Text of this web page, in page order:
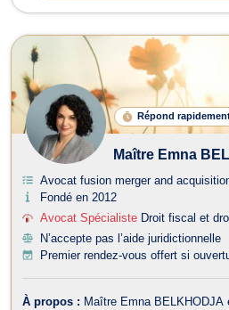
Répond
Maître Emna
Avocat fusion merger and
Fondé en 2012
Avocat Spécialiste Droit fiscal et
N’accepte pas l’aide juridictionnelle
Premier rendez-vous offert si
À propos : Maître Emna